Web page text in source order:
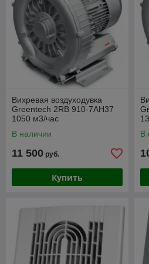
Вихревая воздуходувка
Greentech 2RB 910-7AH37
1050 м3/час
В наличии
11 500 руб.
Купить
В